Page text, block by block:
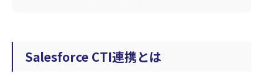
Salesforce CTI連携とは